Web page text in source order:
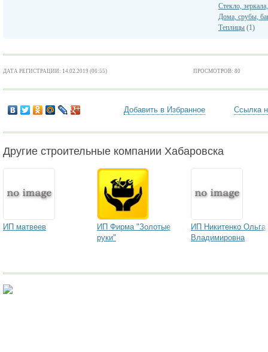
Стекло,
Дома, срубы,
Теплицы (1)
ДАТА РЕГИСТРАЦИИ: 14.02.2019 (06:55) ПРОСМОТРОВ: 80
Добавить в Избранное Ссылка
Другие строительные компании Хабаровска
ИП матвеев
ИП Фирма "Золотые
руки"
ИП Никитенко Ольга
Владимировна